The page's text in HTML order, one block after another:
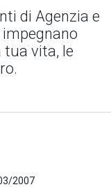
di Agenzia e
tua vita, le
2007